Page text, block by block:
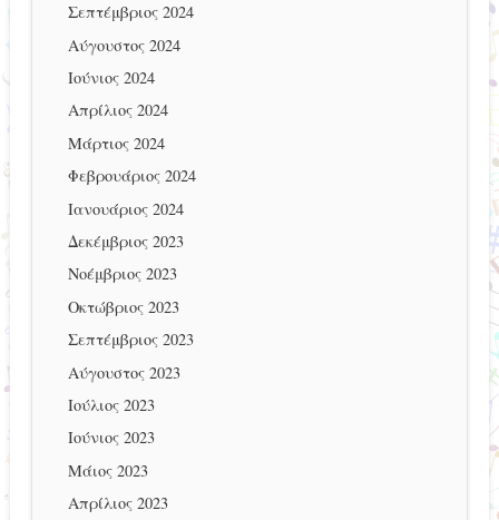
Σεπτέμβριος 2024
Αύγουστος 2024
Ιούνιος 2024
Απρίλιος 2024
Μάρτιος 2024
Φεβρουάριος 2024
Ιανουάριος 2024
Δεκέμβριος 2023
Νοέμβριος 2023
Οκτώβριος 2023
Σεπτέμβριος 2023
Αύγουστος 2023
Ιούλιος 2023
Ιούνιος 2023
Μάιος 2023
Απρίλιος 2023